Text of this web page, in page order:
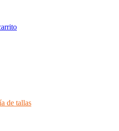
de tallas